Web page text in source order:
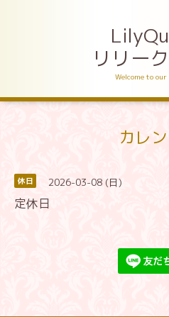
リリー
Welcome to our
カレ
休日 2026-03-08 (日)
定休日